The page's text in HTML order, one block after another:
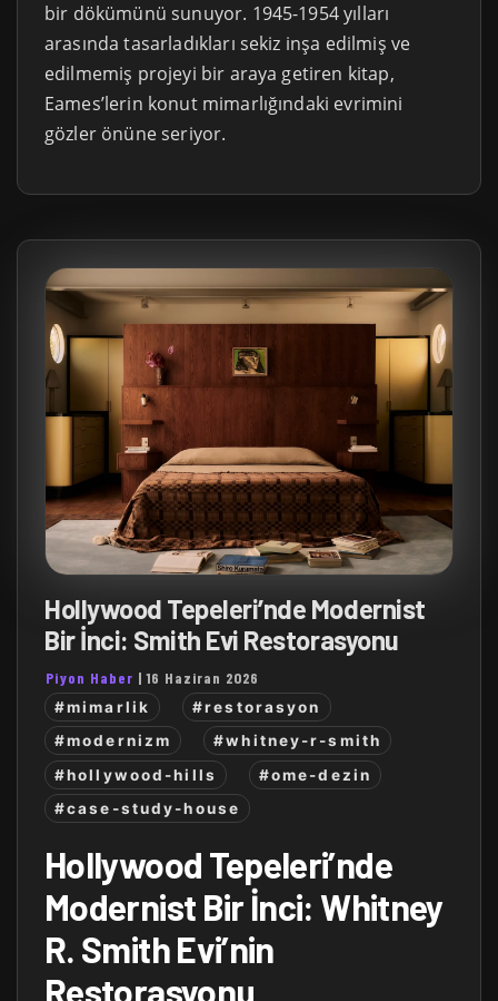
bir dökümünü sunuyor. 1945-1954 yılları
arasında tasarladıkları sekiz inşa edilmiş ve
edilmemiş projeyi bir araya getiren kitap,
Eames’lerin konut mimarlığındaki evrimini
gözler önüne seriyor.
Hollywood Tepeleri’nde Modernist
Bir İnci: Smith Evi Restorasyonu
Piyon Haber |16 Haziran 2026
#mimarlik
#restorasyon
#modernizm
#whitney-r-smith
#hollywood-hills
#ome-dezin
#case-study-house
Hollywood Tepeleri’nde
Modernist Bir İnci: Whitney
R. Smith Evi’nin
Restorasyonu